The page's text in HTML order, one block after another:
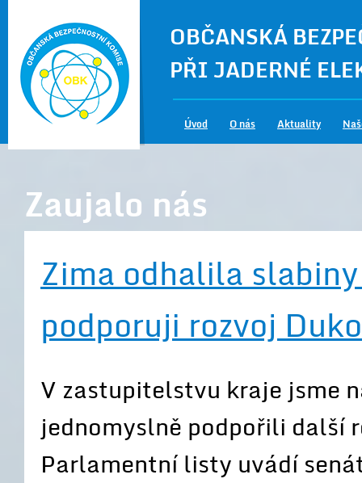
OBČANSKÁ
PŘI JADERNÉ
Úvod O nás Aktuality
Zaujalo nás
Zima odhalila
podporuji rozvoj
V zastupitelstvu kraje jsme
jednomyslně podpořili další
Parlamentní listy uvádí